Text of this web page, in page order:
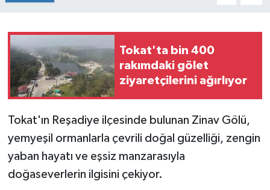
Tokat'ta bin 400
rakımdaki gölet
ziyaretçilerini ağırlıyor
Tokat'ın Reşadiye ilçesinde bulunan Zinav Gölü,
yemyeşil ormanlarla çevrili doğal güzelliği, zengin
yaban hayatı ve eşsiz manzarasıyla
doğaseverlerin ilgisini çekiyor.